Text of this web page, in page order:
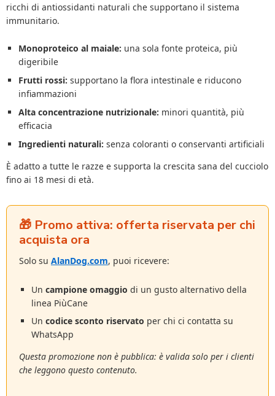
ricchi di antiossidanti naturali che supportano il sistema
immunitario.
Monoproteico al maiale: una sola fonte proteica, più
digeribile
Frutti rossi: supportano la flora intestinale e riducono
infiammazioni
Alta concentrazione nutrizionale: minori quantità, più
efficacia
Ingredienti naturali: senza coloranti o conservanti artificiali
È adatto a tutte le razze e supporta la crescita sana del cucciolo
fino ai 18 mesi di età.
🎁 Promo attiva: offerta riservata per chi
acquista ora
Solo su AlanDog.com, puoi ricevere:
Un campione omaggio di un gusto alternativo della
linea PiùCane
Un codice sconto riservato per chi ci contatta su
WhatsApp
Questa promozione non è pubblica: è valida solo per i clienti
che leggono questo contenuto.